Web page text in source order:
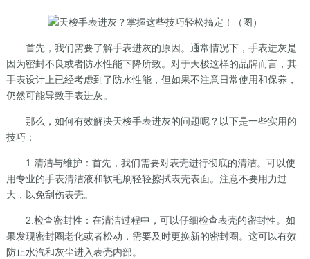
首先，我们需要了解手表进灰的原因。通常情况下，手表进灰是
因为密封不良或者防水性能下降所致。对于天梭这样的品牌而言，其
手表设计上已经考虑到了防水性能，但如果不注意日常使用和保养，
仍然可能导致手表进灰。
那么，如何有效解决天梭手表进灰的问题呢？以下是一些实用的
技巧：
1.清洁与维护：首先，我们需要对表壳进行彻底的清洁。可以使
用专业的手表清洁液和软毛刷轻轻擦拭表壳表面。注意不要用力过
大，以免刮伤表壳。
2.检查密封性：在清洁过程中，可以仔细检查表壳的密封性。如
果发现密封圈老化或者松动，需要及时更换新的密封圈。这可以有效
防止水汽和灰尘进入表壳内部。